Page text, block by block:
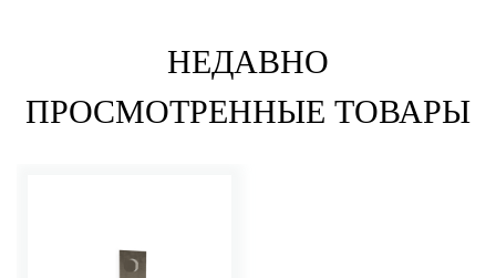
НЕДАВНО
ПРОСМОТРЕННЫЕ ТОВАРЫ